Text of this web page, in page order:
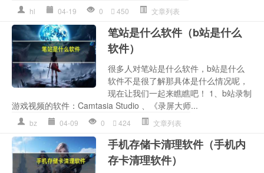
hl 04-19 0 450 文章列表
笔站是什么软件（b站是什么
软件）
很多人对笔站是什么软件，b站是什么
软件不是很了解那具体是什么情况呢，
现在让我们一起来瞧瞧吧！ 1、b站录制
游戏视频的软件：Camtasia Studio 、《录屏大师...
bz 04-09 0 424 文章列表
手机存储卡清理软件（手机内
存卡清理软件）